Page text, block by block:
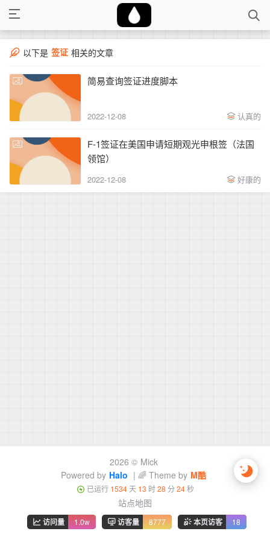
以下是 签证 相关的文章
简易查询签证进度脚本
2022-12-08 认真的
F-1签证在美国申请短期观光申根签（法国
领馆）
2022-12-08 好康的
2026 © Mick
Powered by Halo | 🌈 Theme by M酷
已运行 1534天 13 时28 分 24秒
站点地图
访问量 1.0w 访客量 8777 本页访客 18